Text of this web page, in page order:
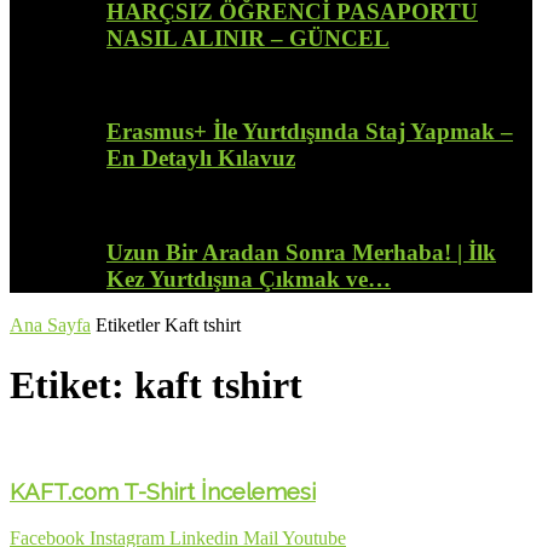
HARÇSIZ ÖĞRENCİ PASAPORTU
NASIL ALINIR – GÜNCEL
Erasmus+ İle Yurtdışında Staj Yapmak –
En Detaylı Kılavuz
Uzun Bir Aradan Sonra Merhaba! | İlk
Kez Yurtdışına Çıkmak ve…
Ana Sayfa Etiketler Kaft tshirt
Etiket: kaft tshirt
KAFT.com T-Shirt İncelemesi
Facebook Instagram Linkedin Mail Youtube